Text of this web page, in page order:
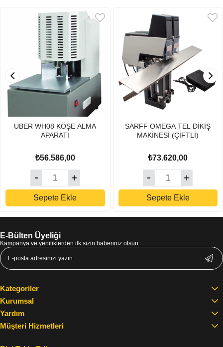
UBER WH08 KÖŞE ALMA
APARATI
₺56.586,00
Sepete Ekle
SARFF OMEGA TEL DİKİŞ
MAKİNESİ (ÇİFTLİ)
₺73.620,00
Sepete Ekle
E-Bülten Üyeliği
Kampanya ve yeniliklerden ilk sizin haberiniz olsun
Kategoriler
Kurumsal
Yardım
Müşteri Hizmetleri